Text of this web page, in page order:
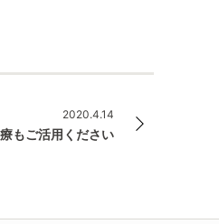
2020.4.14
もご活用ください